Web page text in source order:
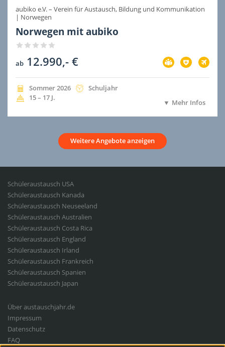
aubiko e.V. – Verein für Austausch, Bildung und Kommunikation
| Norwegen
Norwegen mit aubiko
ab 12.990,- €
Vorbereitung
im
Preis
Versicherung
im
Preis
Flug
im
Preis
Jahreszeit
der
Ausreise
Sommer Jahr
2026 Dauer
Schuljahr
Alter
15 – 17 J.
Mehr Infos
Weitere Angebote anzeigen
Student
Exchange
Schüleraustausch USA
Schüleraustausch Kanada
Schüleraustausch Neuseeland
Schüleraustausch Australien
Schüleraustausch Costa Rica
Schüleraustausch England
Schüleraustausch Irland
Schüleraustausch Frankreich
Schüleraustausch Spanien
Schüleraustausch Japan
Fußbereichsmenü
Über austauschjahr.de
Impressum
Datenschutz
FAQ